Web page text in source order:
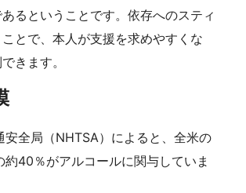
るということです。依存へのスティ
とで、本人が支援を求めやすくな
きます。
安全局（NHTSA）によると、全米の
約40％がアルコールに関与していま